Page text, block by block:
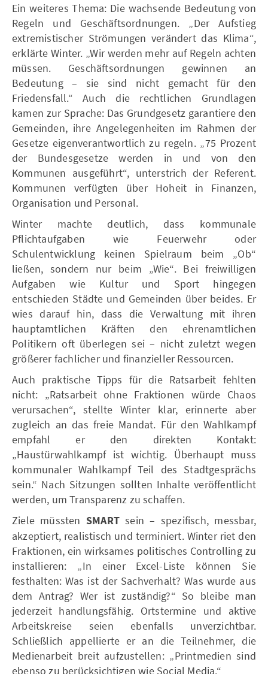
Ein weiteres Thema: Die wachsende Bedeutung von
Regeln und Geschäftsordnungen. „Der Aufstieg
extremistischer Strömungen verändert das Klima“,
erklärte Winter. „Wir werden mehr auf Regeln achten
müssen. Geschäftsordnungen gewinnen an
Bedeutung – sie sind nicht gemacht für den
Friedensfall.“ Auch die rechtlichen Grundlagen
kamen zur Sprache: Das Grundgesetz garantiere den
Gemeinden, ihre Angelegenheiten im Rahmen der
Gesetze eigenverantwortlich zu regeln. „75 Prozent
der Bundesgesetze werden in und von den
Kommunen ausgeführt“, unterstrich der Referent.
Kommunen verfügten über Hoheit in Finanzen,
Organisation und Personal.
Winter machte deutlich, dass kommunale
Pflichtaufgaben wie Feuerwehr oder
Schulentwicklung keinen Spielraum beim „Ob“
ließen, sondern nur beim „Wie“. Bei freiwilligen
Aufgaben wie Kultur und Sport hingegen
entschieden Städte und Gemeinden über beides. Er
wies darauf hin, dass die Verwaltung mit ihren
hauptamtlichen Kräften den ehrenamtlichen
Politikern oft überlegen sei – nicht zuletzt wegen
größerer fachlicher und finanzieller Ressourcen.
Auch praktische Tipps für die Ratsarbeit fehlten
nicht: „Ratsarbeit ohne Fraktionen würde Chaos
verursachen“, stellte Winter klar, erinnerte aber
zugleich an das freie Mandat. Für den Wahlkampf
empfahl er den direkten Kontakt:
„Haustürwahlkampf ist wichtig. Überhaupt muss
kommunaler Wahlkampf Teil des Stadtgesprächs
sein.“ Nach Sitzungen sollten Inhalte veröffentlicht
werden, um Transparenz zu schaffen.
Ziele müssten SMART sein – spezifisch, messbar,
akzeptiert, realistisch und terminiert. Winter riet den
Fraktionen, ein wirksames politisches Controlling zu
installieren: „In einer Excel-Liste können Sie
festhalten: Was ist der Sachverhalt? Was wurde aus
dem Antrag? Wer ist zuständig?“ So bleibe man
jederzeit handlungsfähig. Ortstermine und aktive
Arbeitskreise seien ebenfalls unverzichtbar.
Schließlich appellierte er an die Teilnehmer, die
Medienarbeit breit aufzustellen: „Printmedien sind
ebenso zu berücksichtigen wie Social Media.“